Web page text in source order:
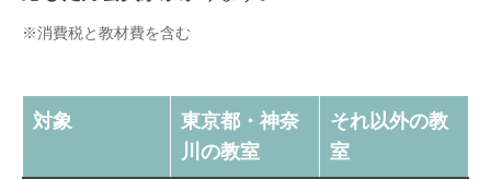
※消費税と教材費を含む
対象
東京都・神奈
川の教室
それ以外の教
室